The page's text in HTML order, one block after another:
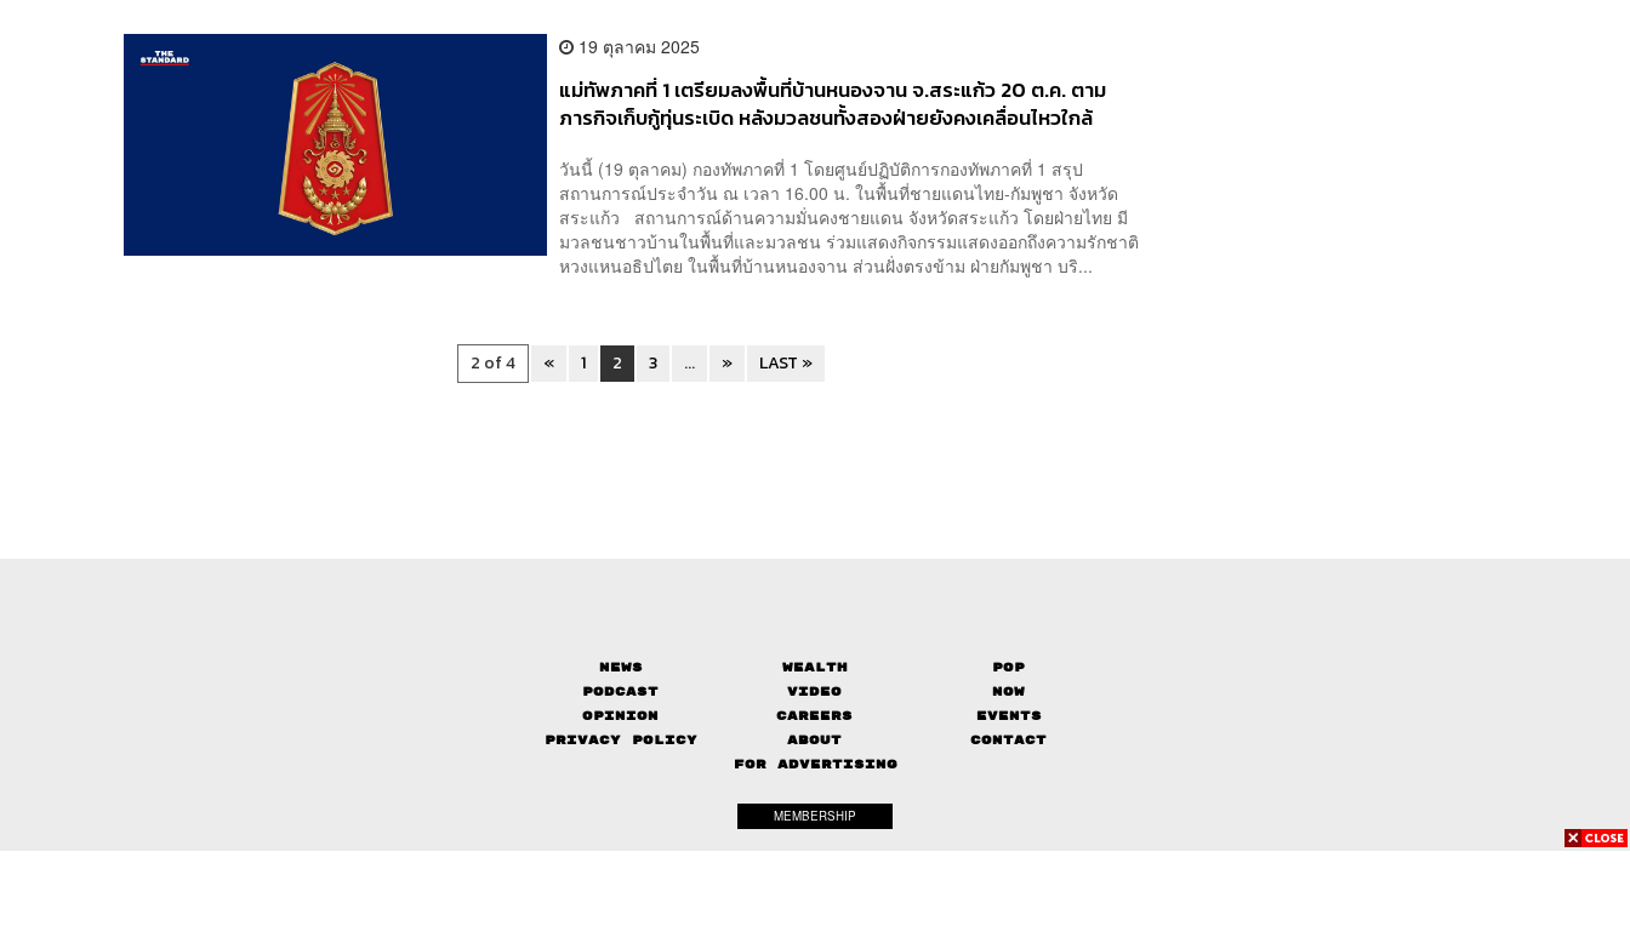
19 ตุลาคม 2025
แม่ทัพภาคที่ 1 เตรียมลงพื้นที่บ้านหนองจาน จ.สระแก้ว 20 ต.ค. ตาม
ภารกิจเก็บกู้ทุ่นระเบิด หลังมวลชนทั้งสองฝ่ายยังคงเคลื่อนไหวใกล้
วันนี้ (19 ตุลาคม) กองทัพภาคที่ 1 โดยศูนย์ปฏิบัติการกองทัพภาคที่ 1 สรุป
สถานการณ์ประจำวัน ณ เวลา 16.00 น. ในพื้นที่ชายแดนไทย-กัมพูชา จังหวัด
สระแก้ว สถานการณ์ด้านความมั่นคงชายแดน จังหวัดสระแก้ว โดยฝ่ายไทย มี
มวลชนชาวบ้านในพื้นที่และมวลชน ร่วมแสดงกิจกรรมแสดงออกถึงความรักชาติ
หวงแหนอธิปไตย ในพื้นที่บ้านหนองจาน ส่วนฝั่งตรงข้าม ฝ่ายกัมพูชา บริ...
2 of 4 « 1 2 3 ... » LAST »
News Wealth
Pop
Podcast
Video
Now
Opinion
Careers
Events
Privacy Policy
About
Contact
FOR ADVERTISING
MEMBERSHIP